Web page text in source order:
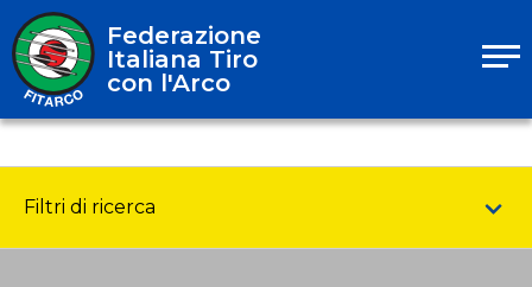
Federazione
Italiana Tiro
con l'Arco
Filtri di ricerca